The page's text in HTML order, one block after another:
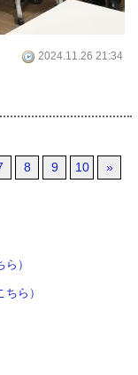
2024.11.26 21:34
8 9 10 »
ら）
ちら）